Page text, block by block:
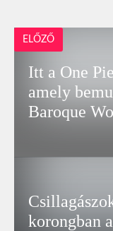
ELŐZŐ
Itt a One
amely
Baroque
korongban